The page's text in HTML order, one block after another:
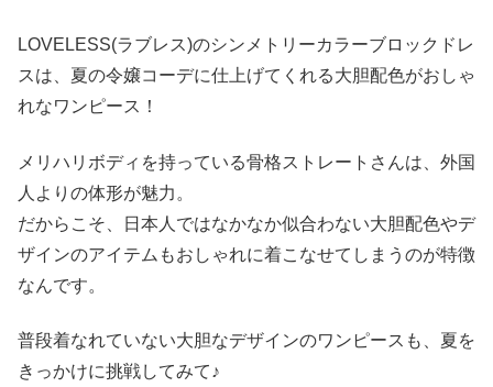
LOVELESS(ラブレス)のシンメトリーカラーブロックドレ
スは、夏の令嬢コーデに仕上げてくれる大胆配色がおしゃ
れなワンピース！
メリハリボディを持っている骨格ストレートさんは、外国
人よりの体形が魅力。
だからこそ、日本人ではなかなか似合わない大胆配色やデ
ザインのアイテムもおしゃれに着こなせてしまうのが特徴
なんです。
普段着なれていない大胆なデザインのワンピースも、夏を
きっかけに挑戦してみて♪